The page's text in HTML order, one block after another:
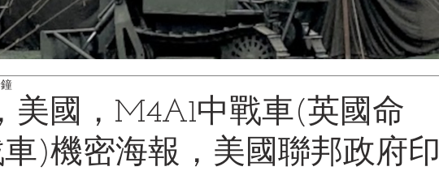
美國，M4A1中戰車(英國命
)機密海報，美國聯邦政府印